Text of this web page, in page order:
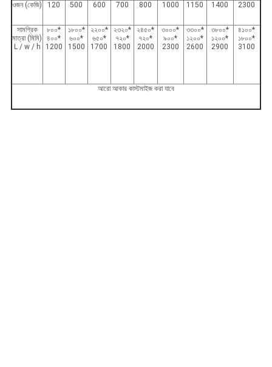
ওজন (কেজি) 120 500 600 700 800 1000 1150 1400 2300
সামগ্রিক
মাত্রা (মিমি)
L / w / h
৮০০*
৪০০*
1200
১৮০০*
৬০০*
1500
২২০০*
৬৫০*
1700
২৩২০*
৭২০*
1800
২৪৫০*
৭২০*
2000
৩০০০*
৯০০*
2300
৩৩০০*
১২০০*
2600
৩৮০০*
১২০০*
2900
৪১০০*
১৮০০*
3100
আরো আকার কাস্টমাইজ করা যাবে